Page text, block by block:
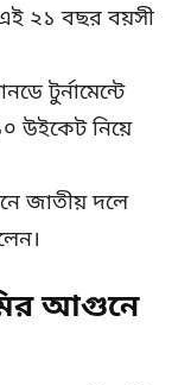
এই ২১ বছর বয়সী
টুর্নামেন্টে
উইকেট নিয়ে
জাতীয় দলে
আগুনে